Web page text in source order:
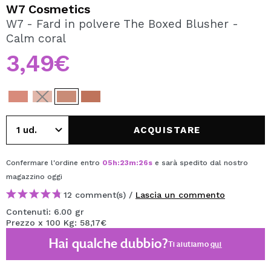
Creando un account su Maquibeauty.it potrai fare i tuoi
acquisti velocemente, controllare lo stato dei tuoi ordini e
CREARE UN ACCOUNT
W7 Cosmetics
W7 - Fard in polvere The Boxed Blusher -
Calm coral
3,49€
ACQUISTARE
Confermare l'ordine entro 05h:23m:26s e sarà spedito dal nostro
magazzino oggi
12 comment(s) / Lascia un commento
Contenuti: 6.00 gr
Prezzo x 100 Kg: 58,17€
Hai qualche dubbio?Ti aiutiamoqui